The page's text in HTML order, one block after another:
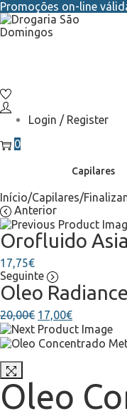
Promoções on-line
Login / Register
0
Capilares
Início/Capilares/
Anterior
Orofluido
17,75€
Seguinte
Oleo
20,00€ 17,00€
Oleo